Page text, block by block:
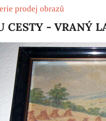
prodej obrazů
CESTY - VRANÝ